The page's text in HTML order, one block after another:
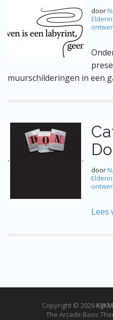
door
muurschilderingen in een
door
Lees
Copyright © 2026
The Arcade Basic